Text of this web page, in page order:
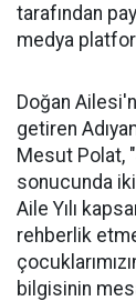
tarafından
medya
Doğan
getiren
Mesut Polat,
sonucunda
Aile Yılı
rehberlik
bilgisinin